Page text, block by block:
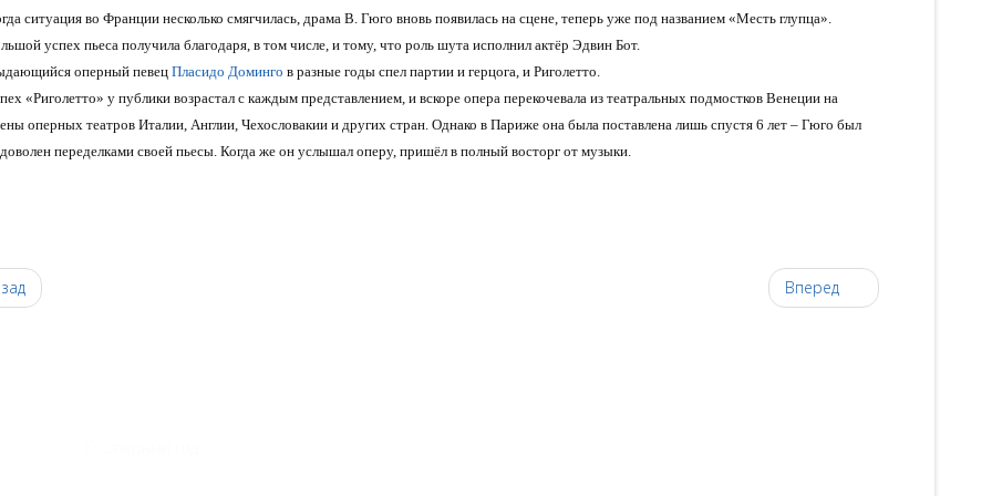
ситуация во Франции несколько смягчилась, драма В. Гюго вновь появилась на сцене, теперь уже под названием «Месть глупца».
успех пьеса получила благодаря, в том числе, и тому, что роль шута исполнил актёр Эдвин Бот.
оперный певецПласидо Доминго в разные годы спел партии и герцога, и Риголетто.
«Риголетто» у публики возрастал с каждым представлением, и вскоре опера перекочевала из театральных подмостков Венеции на
оперных театров Италии, Англии, Чехословакии и других стран. Однако в Париже она была поставлена лишь спустя 6 лет – Гюго был
переделками своей пьесы. Когда же он услышал оперу, пришёл в полный восторг от музыки.
Вперед